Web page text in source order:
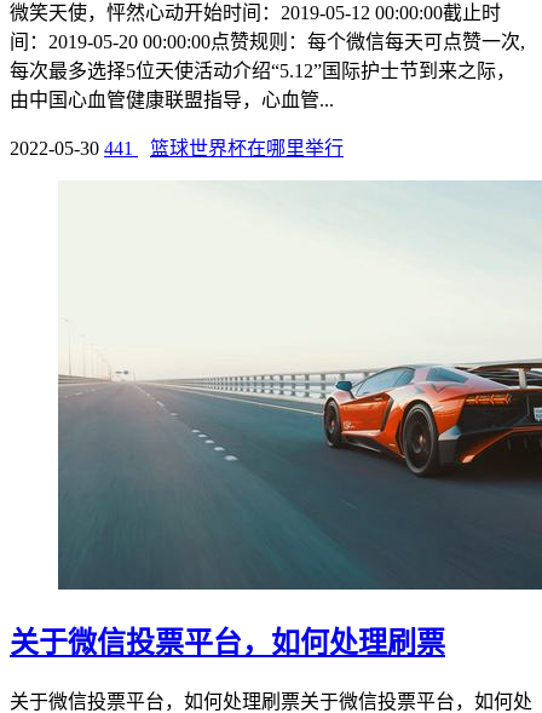
微笑天使，怦然心动开始时间：2019-05-12 00:00:00截止时
间：2019-05-20 00:00:00点赞规则：每个微信每天可点赞一次,
每次最多选择5位天使活动介绍“5.12”国际护士节到来之际，
由中国心血管健康联盟指导，心血管...
2022-05-30 441 篮球世界杯在哪里举行
关于微信投票平台，如何处理刷票
关于微信投票平台，如何处理刷票关于微信投票平台，如何处